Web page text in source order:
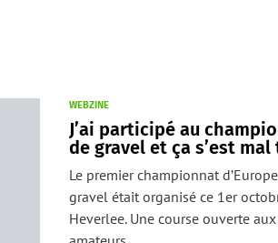
WEBZINE
J’ai participé au
de gravel et ça s’est
Le premier championnat
gravel était organisé ce 1er
Heverlee. Une course ouverte